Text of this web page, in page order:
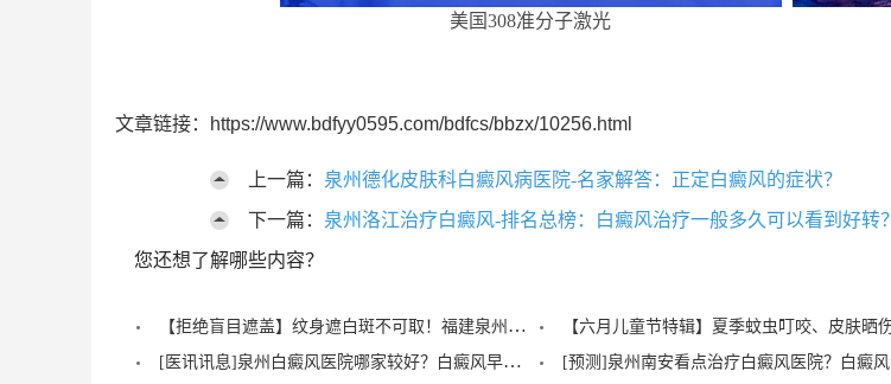
美国308准分子激光
文章链接：https://www.bdfyy0595.com/bdfcs/bbzx/10256.html
上一篇： 泉州德化皮肤科白癜风病医院-名家解答：正定白癜风的症状？
下一篇： 泉州洛江治疗白癜风-排名总榜：白癜风治疗一般多久可以看到好转？
您还想了解哪些内容？
【拒绝盲目遮盖】纹身遮白斑不可取！福建泉州中科白癜风医院倡导科学诊疗，从根源唤醒黑色素
[医讯讯息]泉州白癜风医院哪家较好？白癜风早期症状能治愈？